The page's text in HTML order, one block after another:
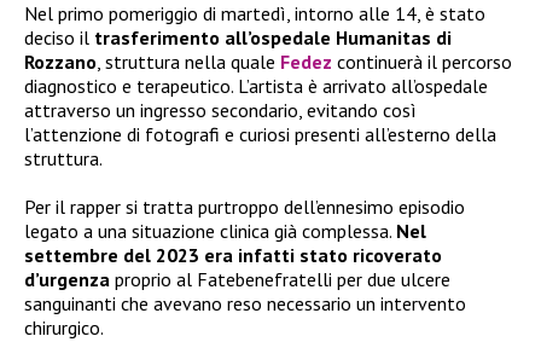
Nel primo pomeriggio di martedì, intorno alle 14, è stato
deciso il trasferimento all’ospedale Humanitas di
Rozzano, struttura nella quale Fedez continuerà il percorso
diagnostico e terapeutico. L’artista è arrivato all’ospedale
attraverso un ingresso secondario, evitando così
l’attenzione di fotografi e curiosi presenti all’esterno della
struttura.
Per il rapper si tratta purtroppo dell’ennesimo episodio
legato a una situazione clinica già complessa. Nel
settembre del 2023 era infatti stato ricoverato
d’urgenza proprio al Fatebenefratelli per due ulcere
sanguinanti che avevano reso necessario un intervento
chirurgico.